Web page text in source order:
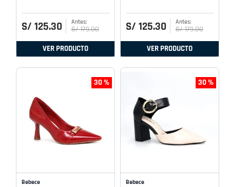
S/ 125.30 S/ 179.00
VER PRODUCTO
S/ 125.30 S/ 179.00
VER PRODUCTO
30 %
Bebece
30 %
Bebece